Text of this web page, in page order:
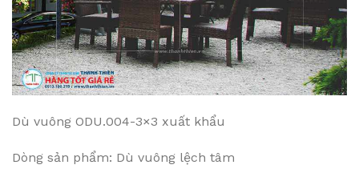
Dù vuông ODU.004-3×3 xuất khẩu
Dòng sản phẩm: Dù vuông lệch tâm